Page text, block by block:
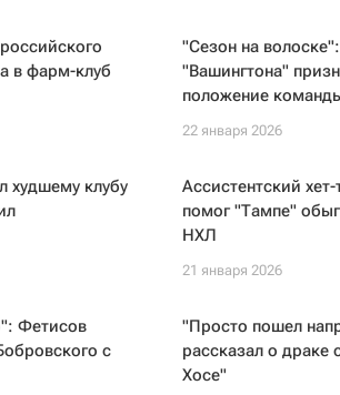
в фарм-клуб
"Сезон на
"Вашингтона"
положение
22 января 2026
худшему клубу
Ассистентский
помог "Тампе"
НХЛ
21 января 2026
Фетисов
с
"Просто пошел
рассказал о драке
Хосе"